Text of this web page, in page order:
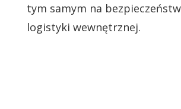
tym samym na
logistyki wewnętrznej.